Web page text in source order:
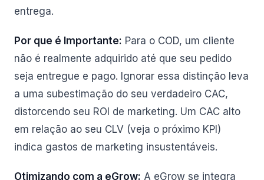
entrega.
Por que é Importante: Para o COD, um cliente
não é realmente adquirido até que seu pedido
seja entregue e pago. Ignorar essa distinção leva
a uma subestimação do seu verdadeiro CAC,
distorcendo seu ROI de marketing. Um CAC alto
em relação ao seu CLV (veja o próximo KPI)
indica gastos de marketing insustentáveis.
Otimizando com a eGrow: A eGrow se integra